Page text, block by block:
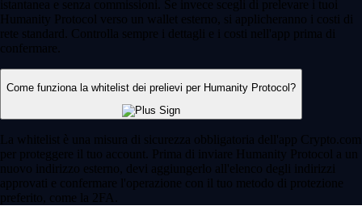
istantanea e senza commissioni. Se invece scegli di prelevare i tuoi
Humanity Protocol verso un wallet esterno, si applicheranno i costi di
rete standard. Controlla sempre i dettagli e i costi nell'app prima di
confermare.
Come funziona la whitelist dei prelievi per Humanity Protocol?
La whitelist è una misura di sicurezza obbligatoria dell'app Crypto.com
per proteggere il tuo account. Prima di inviare Humanity Protocol a un
nuovo indirizzo esterno, devi aggiungerlo all'elenco degli indirizzi
approvati e confermare l'operazione con il tuo metodo di protezione
preferito, come la 2FA.